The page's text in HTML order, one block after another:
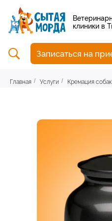
Ветеринарные
клиники в Тюмени
Кастрация собак
Вакцинация
Стоматология
Ультразвуковая чистка зубов
Общий анализ крови
Прием терапевтический
Прием хирургический
Главная / Услуги / Кремация собак